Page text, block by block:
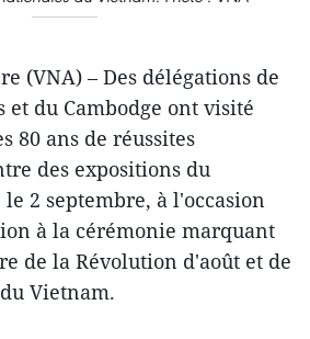
(VNA) – Des délégations de
et du Cambodge ont visité
80 ans de réussites
des expositions du
2 septembre, à l'occasion
à la cérémonie marquant
de la Révolution d'août et de
Vietnam.